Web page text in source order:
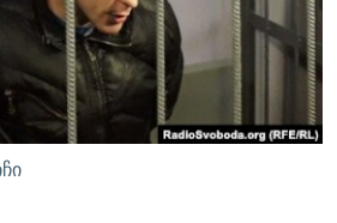
COVID-19
ᲘᲡᲢᲝᲠᲘᲐ
- ᲐᲛᲝᲣᲗᲥᲛᲔᲚᲘ ᲐᲛᲑᲐᲕᲘ
საიტი